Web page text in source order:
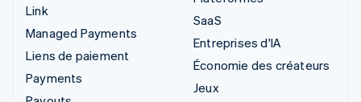
Link
Managed Payments
Liens de paiement
Payments
SaaS
Entreprises d'IA
Économie des créateurs
Jeux